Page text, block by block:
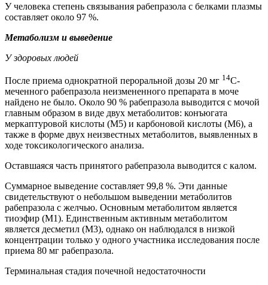
У человека степень связывания рабепразола с белками плазмы
составляет около 97 %.
Метаболизм и выведение
У здоровых людей
После приема однократной пероральной дозы 20 мг 14С-
меченного рабепразола неизмененного препарата в моче
найдено не было. Около 90 % рабепразола выводится с мочой
главным образом в виде двух метаболитов: конъюгата
меркаптуровой кислоты (М5) и карбоновой кислоты (М6), а
также в форме двух неизвестных метаболитов, выявленных в
ходе токсикологического анализа.
Оставшаяся часть принятого рабепразола выводится с калом.
Суммарное выведение составляет 99,8 %. Эти данные
свидетельствуют о небольшом выведении метаболитов
рабепразола с желчью. Основным метаболитом является
тиоэфир (М1). Единственным активным метаболитом
является десметил (М3), однако он наблюдался в низкой
концентрации только у одного участника исследования после
приема 80 мг рабепразола.
Терминальная стадия почечной недостаточности